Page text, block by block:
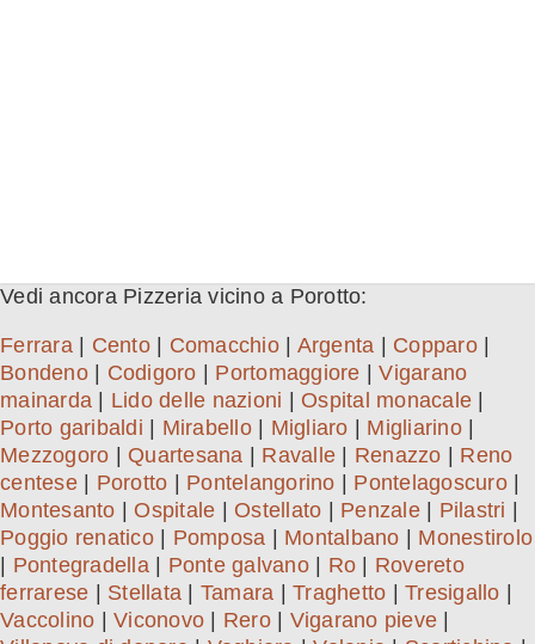
Vedi ancora Pizzeria vicino a Porotto:
Ferrara| Cento| Comacchio| Argenta Copparo|
Bondeno| Codigoro Portomaggiore |Vigarano
mainarda
Lido delle nazioni Ospital monacale
Porto garibaldi
Mirabello| Migliaro Migliarino|
Mezzogoro
Quartesana Ravalle Renazzo
Reno
centese| Porotto Pontelangorino Pontelagoscuro|
Montesanto
Ospitale Ostellato Penzale| Pilastri
Poggio renatico| Pomposa Montalbano
Monestirolo
Pontegradella| Ponte galvano| Ro
Rovereto
ferrarese
Stellata Tamara Traghetto Tresigallo
Vaccolino
Viconovo Rero| Vigarano pieve